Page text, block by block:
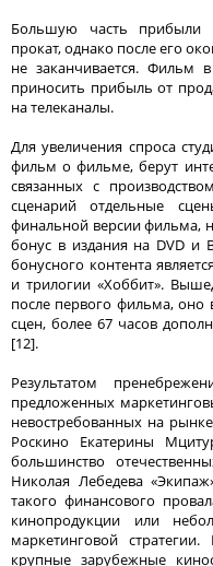
Большую часть прибыли
прокат, однако после его
не заканчивается. Фильм
приносить прибыль от
на телеканалы.
Для увеличения спроса
фильм о фильме, берут
связанных с
сценарий отдельные
финальной версии фильма,
бонус в издания на DVD и
бонусного контента
и трилогии «Хоббит».
после первого фильма, оно
сцен, более 67 часов
[12].
Результатом
предложенных
невостребованных на
Роскино Екатерины
большинство
Николая Лебедева
такого финансового
кинопродукции или
маркетинговой
крупные зарубежные